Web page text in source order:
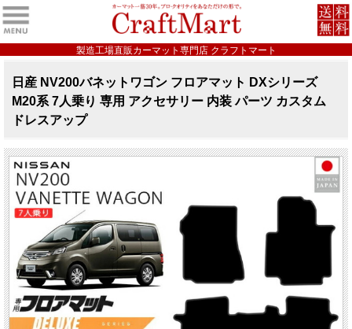
製造工場直販カーマット専門店 クラフトマート
日産 NV200バネットワゴン フロアマット DXシリーズ
M20系 7人乗り 専用 アクセサリー 内装 パーツ カスタム
ドレスアップ